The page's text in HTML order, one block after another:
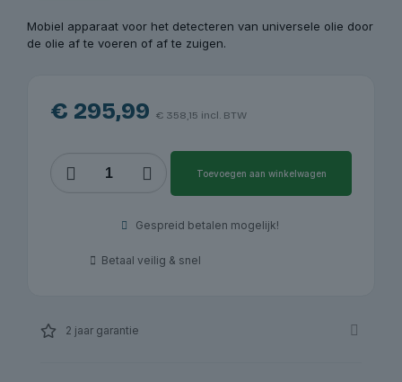
Mobiel apparaat voor het detecteren van universele olie door
de olie af te voeren of af te zuigen.
€ 295,99 € 358,15 incl. BTW
opvang
HC2097_SP
aantal
Toevoegen aan winkelwagen
Gespreid betalen mogelijk!
Betaal veilig & snel
2 jaar garantie